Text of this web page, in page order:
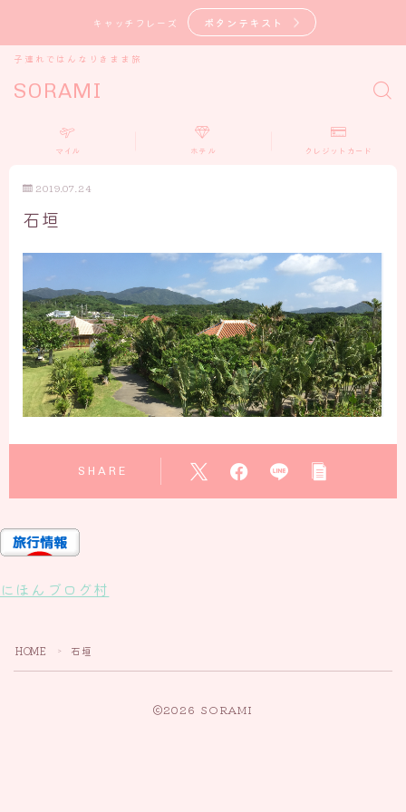
キャッチフレーズ ボタンテキスト
SORAMI
子連れではんなりきまま旅
マイル ホテル クレジットカード
2019.07.24
石垣
SHARE
にほんブログ村
HOME ＞ 石垣
2026 SORAMI